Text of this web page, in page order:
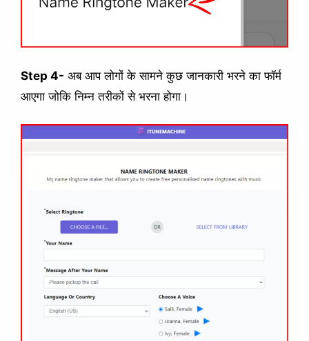
Step 4- अब आप लोगों के सामने कुछ जानकारी भरने का फॉर्म
आएगा जोकि निम्न तरीकों से भरना होगा।